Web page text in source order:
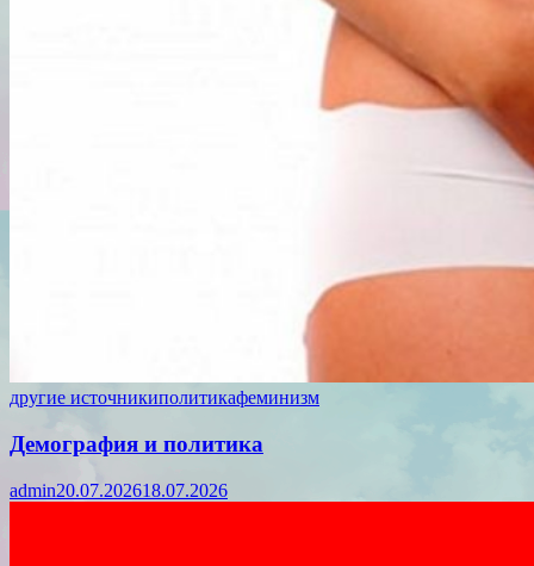
другие источникиполитикафеминизм
Демография и политика
admin20.07.202618.07.2026